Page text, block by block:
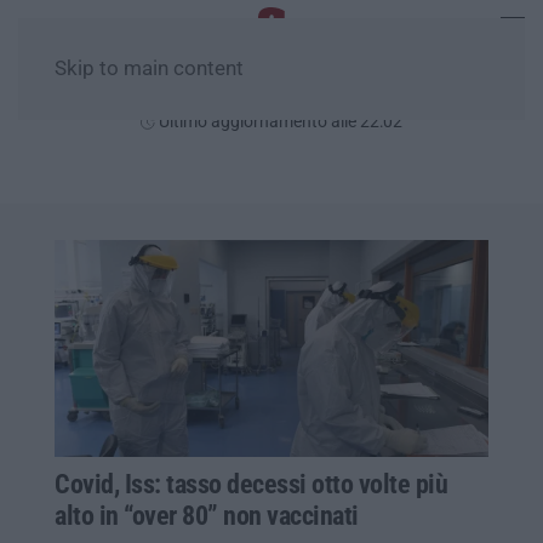
Skip to main content
Ultimo aggiornamento alle 22:02
Covid, Iss: tasso decessi otto volte più
alto in “over 80” non vaccinati